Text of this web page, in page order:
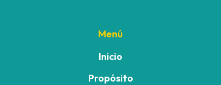
Menú
Inicio
Propósito